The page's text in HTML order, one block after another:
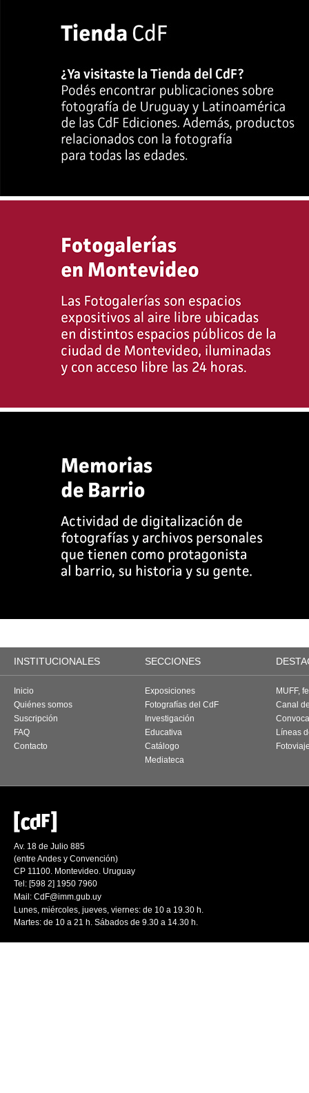
INSTITUCIONALES SECCIONES
Inicio
Quiénes somos
Suscripción
FAQ
Contacto
Exposiciones
Fotografías del CdF
Investigación
Educativa
Catálogo
Mediateca
MUFF,
Canal
Líneas
Av. 18 de Julio 885
(entre Andes y Convención)
CP 11100. Montevideo. Uruguay
Tel: [598 2] 1950 7960
Mail: CdF@imm.gub.uy
Lunes, miércoles, jueves, viernes: de 10 a 19.30 h.
Martes: de 10 a 21 h. Sábados de 9.30 a 14.30 h.